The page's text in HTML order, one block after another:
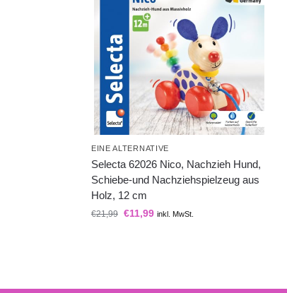
EINE ALTERNATIVE
Selecta 62026 Nico, Nachzieh Hund,
Schiebe-und Nachziehspielzeug aus
Holz, 12 cm
€21,99 €11,99 inkl. MwSt.